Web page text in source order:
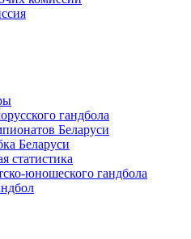
гандбола
Беларуси
Беларуси
статистика
юношеского гандбола